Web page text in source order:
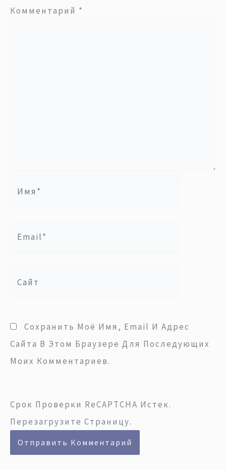
Комментарий *
Сохранить Моё Имя, Email И Адрес
Сайта В Этом Браузере Для Последующих
Моих Комментариев.
Срок Проверки ReCAPTCHA Истек.
Перезагрузите Страницу.